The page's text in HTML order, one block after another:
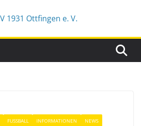
FUSSBALL INFORMATIONEN NEWS